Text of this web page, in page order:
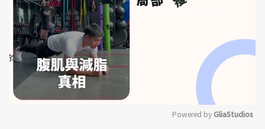
Powered by GliaStudios